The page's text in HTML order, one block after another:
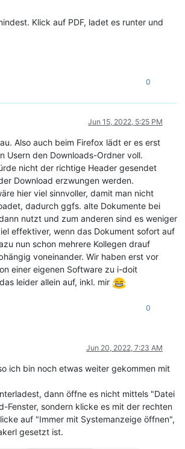
Klick auf PDF, ladet es runter und
0
Jun 15, 2022, 5:25 PM
Also auch beim Firefox lädt er es erst
Usern den Downloads-Ordner voll.
nicht der richtige Header gesendet
Download erzwungen werden.
hier viel sinnvoller, damit man nicht
dadurch ggfs. alte Dokumente bei
nutzt und zum anderen sind es weniger
effektiver, wenn das Dokument sofort auf
nun schon mehrere Kollegen drauf
voneinander. Wir haben erst vor
einer eigenen Software zu i-doit
leider allein auf, inkl. mir
0
Jun 20, 2022, 7:23 AM
ich bin noch etwas weiter gekommen mit
dann öffne es nicht mittels "Datei
Fenster, sondern klicke es mit der rechten
auf "Immer mit Systemanzeige öffnen",
gesetzt ist.